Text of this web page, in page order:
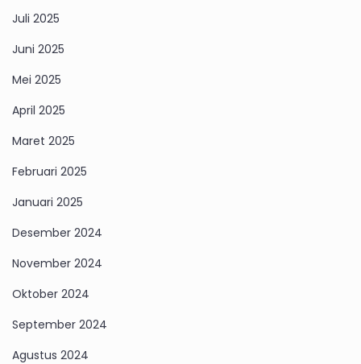
Juli 2025
Juni 2025
Mei 2025
April 2025
Maret 2025
Februari 2025
Januari 2025
Desember 2024
November 2024
Oktober 2024
September 2024
Agustus 2024